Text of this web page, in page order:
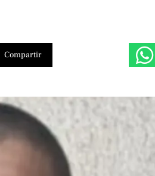
Compartir